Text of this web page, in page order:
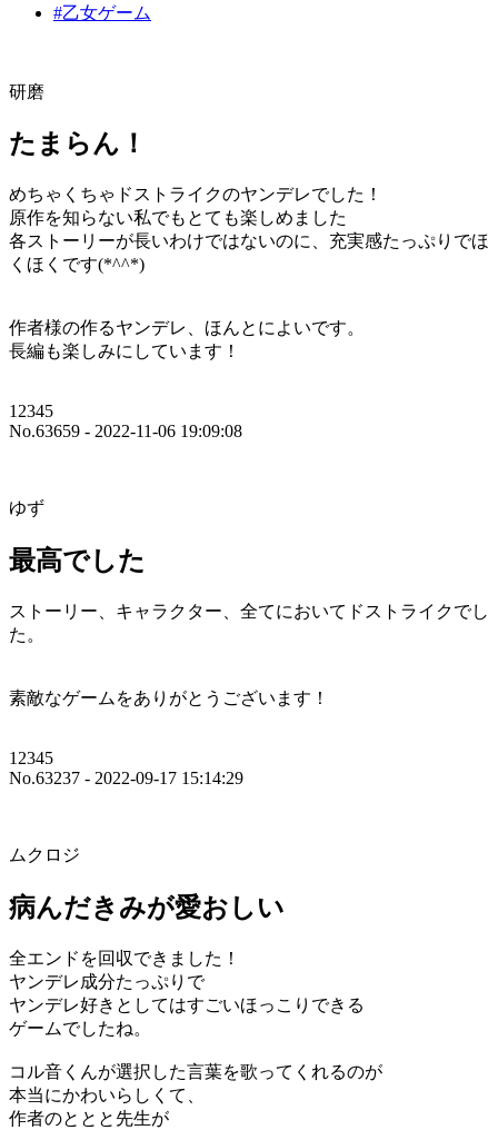
#乙女ゲーム
研磨
たまらん！
めちゃくちゃドストライクのヤンデレでした！
原作を知らない私でもとても楽しめました
各ストーリーが長いわけではないのに、充実感たっぷりでほ
くほくです(*^^*)
作者様の作るヤンデレ、ほんとによいです。
長編も楽しみにしています！
12345
No.63659 - 2022-11-06 19:09:08
ゆず
最高でした
ストーリー、キャラクター、全てにおいてドストライクでし
た。
素敵なゲームをありがとうございます！
12345
No.63237 - 2022-09-17 15:14:29
ムクロジ
病んだきみが愛おしい
全エンドを回収できました！
ヤンデレ成分たっぷりで
ヤンデレ好きとしてはすごいほっこりできる
ゲームでしたね。
コル音くんが選択した言葉を歌ってくれるのが
本当にかわいらしくて、
作者のととと先生が